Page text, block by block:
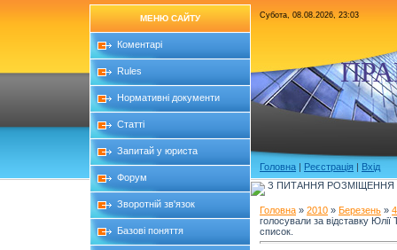
МЕНЮ САЙТУ
Коментарі
Rules
Нормативні документи
Статті
Запитай у юриста
Форум
Зворотній зв'язок
Базові поняття
Субота, 08.08.2026, 23:03
Головна | Реєстрація | Вхід
З ПИТАННЯ РОЗМІЩЕННЯ
Головна » 2010 » Березень » 4
голосували за відставку
список.